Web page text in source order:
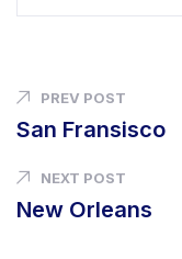
PREV POST
San Fransisco
NEXT POST
New Orleans